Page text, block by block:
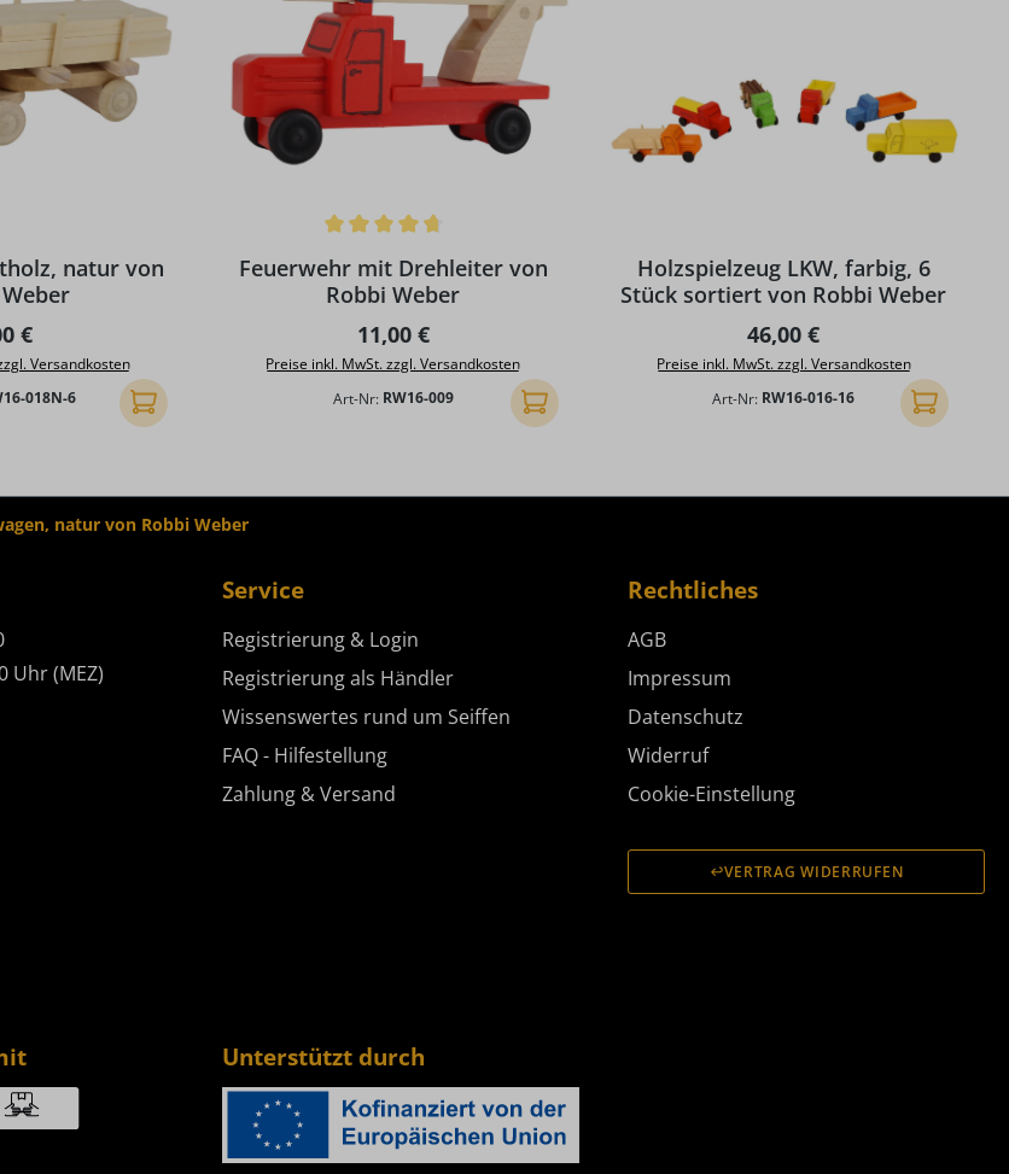
natur von
Preis:
€
Versandkosten
018N-6 In den Warenkorb
Feuerwehr mit Drehleiter von
Robbi Weber
Regulärer Preis:
11,00 €
Preise inkl. MwSt. zzgl. Versandkosten
Art-Nr: RW16-009 In den Warenkorb
Holzspielzeug LKW, farbig, 6
Stück sortiert von Robbi Weber
Regulärer Preis:
46,00 €
Preise inkl. MwSt. zzgl. Versandkosten
Art-Nr: RW16-016-16 In den
natur von Robbi Weber
Uhr (MEZ)
Service
Registrierung & Login
Registrierung als Händler
Wissenswertes rund um Seiffen
FAQ - Hilfestellung
Zahlung & Versand
Rechtliches
AGB
Impressum
Datenschutz
Widerruf
Cookie-Einstellung
VERTRAG WIDERRUFEN
Unterstützt durch